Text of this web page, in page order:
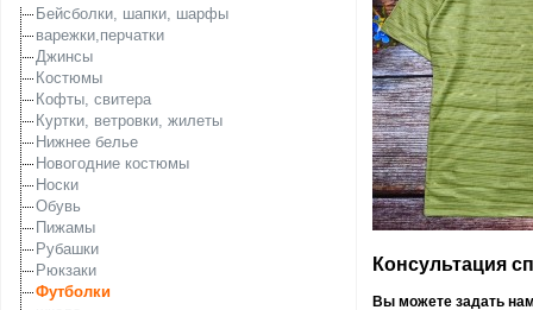
Бейсболки, шапки, шарфы
варежки,перчатки
Джинсы
Костюмы
Кофты, свитера
Куртки, ветровки, жилеты
Нижнее белье
Новогодние костюмы
Носки
Обувь
Пижамы
Рубашки
Рюкзаки
Футболки
Консультация
Вы можете задать